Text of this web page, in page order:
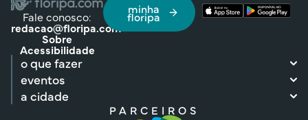
Fale conosco:
redacao@floripa.com
Sobre
Acessibilidade
minha
floripa
o que fazer
eventos
a cidade
PARCEIROS